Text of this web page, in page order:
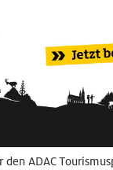
ADAC